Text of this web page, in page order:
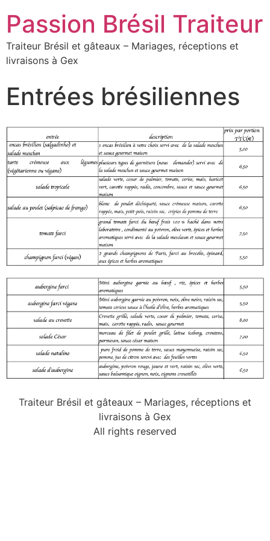
Passion Brésil Traiteur
Traiteur Brésil et gâteaux – Mariages, réceptions et
livraisons à Gex
Entrées brésiliennes
Traiteur Brésil et gâteaux – Mariages, réceptions et
livraisons à Gex
All rights reserved